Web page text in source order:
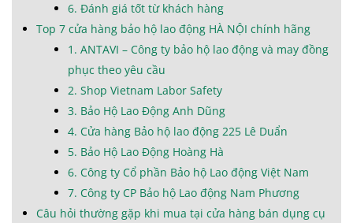
6. Đánh giá tốt từ khách hàng
Top 7 cửa hàng bảo hộ lao động HÀ NỘI chính hãng
1. ANTAVI – Công ty bảo hộ lao động và may đồng
phục theo yêu cầu
2. Shop Vietnam Labor Safety
3. Bảo Hộ Lao Động Anh Dũng
4. Cửa hàng Bảo hộ lao động 225 Lê Duẩn
5. Bảo Hộ Lao Động Hoàng Hà
6. Công ty Cổ phần Bảo hộ Lao động Việt Nam
7. Công ty CP Bảo hộ Lao động Nam Phương
Câu hỏi thường gặp khi mua tại cửa hàng bán dụng cụ